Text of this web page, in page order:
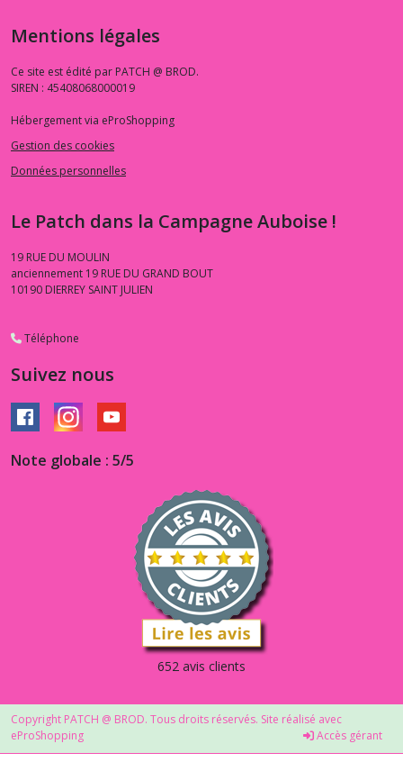
Mentions légales
Ce site est édité par PATCH @ BROD.
SIREN : 45408068000019
Hébergement via eProShopping
Gestion des cookies
Données personnelles
Le Patch dans la Campagne Auboise !
19 RUE DU MOULIN
anciennement 19 RUE DU GRAND BOUT
10190 DIERREY SAINT JULIEN
Téléphone
Suivez nous
Note globale : 5/5
652 avis clients
Copyright PATCH @ BROD. Tous droits réservés. Site réalisé avec
eProShopping
Accès gérant